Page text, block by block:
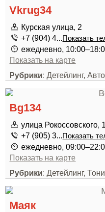
Vkrug34
Курская улица, 2
+7 (904) 4...Показать
ежедневно,
Показать на карте
Рубрики: Детейлинг,
Bg134
улица Рокоссовского,
+7 (905) 3...Показать
ежедневно,
Показать на карте
Рубрики: Детейлинг,
Маяк